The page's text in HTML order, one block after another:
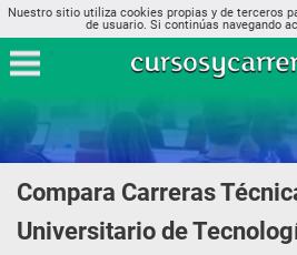
Nuestro sitio utiliza cookies propias y de terceros
de usuario. Si continúas navegando
Compara Carreras
Universitario de